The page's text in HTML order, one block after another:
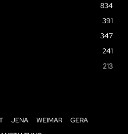
834
391
347
241
213
JENA WEIMAR
GERA